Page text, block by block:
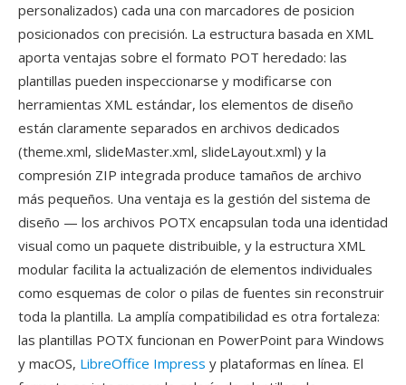
personalizados) cada una con marcadores de posicion
posicionados con precisión. La estructura basada en XML
aporta ventajas sobre el formato POT heredado: las
plantillas pueden inspeccionarse y modificarse con
herramientas XML estándar, los elementos de diseño
están claramente separados en archivos dedicados
(theme.xml, slideMaster.xml, slideLayout.xml) y la
compresión ZIP integrada produce tamaños de archivo
más pequeños. Una ventaja es la gestión del sistema de
diseño — los archivos POTX encapsulan toda una identidad
visual como un paquete distribuible, y la estructura XML
modular facilita la actualización de elementos individuales
como esquemas de color o pilas de fuentes sin reconstruir
toda la plantilla. La amplía compatibilidad es otra fortaleza:
las plantillas POTX funcionan en PowerPoint para Windows
y macOS, LibreOffice Impress y plataformas en línea. El